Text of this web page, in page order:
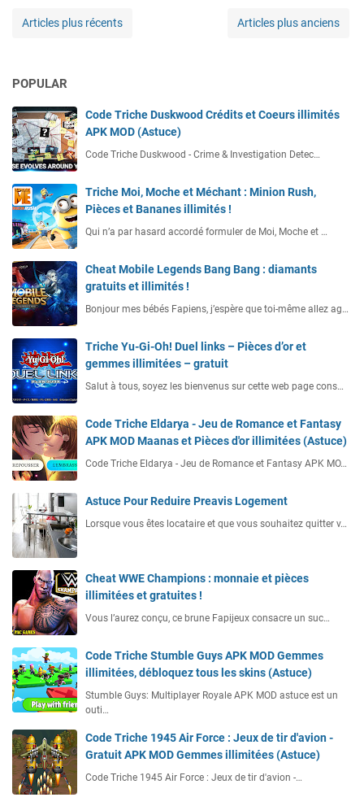
Articles plus récents Articles plus anciens
POPULAR
Code Triche Duskwood Crédits et Coeurs illimités
APK MOD (Astuce)
Code Triche Duskwood - Crime & Investigation Detec…
Triche Moi, Moche et Méchant : Minion Rush,
Pièces et Bananes illimités !
Qui n’a par hasard accordé formuler de Moi, Moche et …
Cheat Mobile Legends Bang Bang : diamants
gratuits et illimités !
Bonjour mes bébés Fapiens, j’espère que toi-même allez ag…
Triche Yu-Gi-Oh! Duel links – Pièces d’or et
gemmes illimitées – gratuit
Salut à tous, soyez les bienvenus sur cette web page cons…
Code Triche Eldarya - Jeu de Romance et Fantasy
APK MOD Maanas et Pièces d'or illimitées (Astuce)
Code Triche Eldarya - Jeu de Romance et Fantasy APK MO…
Astuce Pour Reduire Preavis Logement
Lorsque vous êtes locataire et que vous souhaitez quitter v…
Cheat WWE Champions : monnaie et pièces
illimitées et gratuites !
Vous l’aurez conçu, ce brune Fapijeux consacre un suc…
Code Triche Stumble Guys APK MOD Gemmes
illimitées, débloquez tous les skins (Astuce)
Stumble Guys: Multiplayer Royale APK MOD astuce est un
outi…
Code Triche 1945 Air Force : Jeux de tir d'avion -
Gratuit APK MOD Gemmes illimitées (Astuce)
Code Triche 1945 Air Force : Jeux de tir d'avion -…